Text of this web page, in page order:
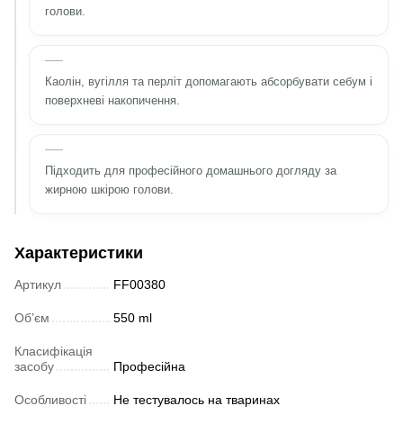
голови.
Каолін, вугілля та перліт допомагають абсорбувати себум і
поверхневі накопичення.
Підходить для професійного домашнього догляду за
жирною шкірою голови.
Характеристики
Артикул FF00380
Обʼєм 550 ml
Класифікація
засобу
Професійна
Особливості Не тестувалось на тваринах